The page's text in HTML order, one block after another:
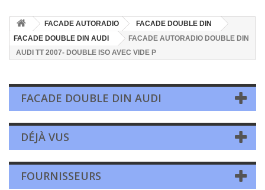
FACADE AUTORADIO
FACADE DOUBLE DIN
FACADE DOUBLE DIN AUDI
FACADE AUTORADIO DOUBLE DIN
AUDI TT 2007- DOUBLE ISO AVEC VIDE P
FACADE DOUBLE DIN AUDI
DÉJÀ VUS
FOURNISSEURS